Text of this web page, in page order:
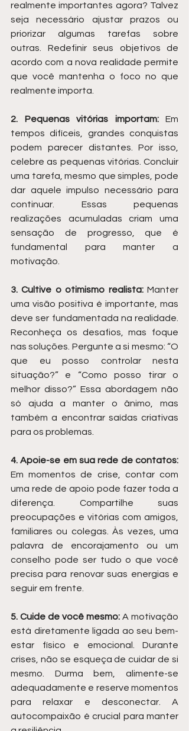
realmente importantes agora? Talvez
seja necessário ajustar prazos ou
priorizar algumas tarefas sobre
outras. Redefinir seus objetivos de
acordo com a nova realidade permite
que você mantenha o foco no que
realmente importa.
2. Pequenas vitórias importam: Em
tempos difíceis, grandes conquistas
podem parecer distantes. Por isso,
celebre as pequenas vitórias. Concluir
uma tarefa, mesmo que simples, pode
dar aquele impulso necessário para
continuar. Essas pequenas
realizações acumuladas criam uma
sensação de progresso, que é
fundamental para manter a
motivação.
3. Cultive o otimismo realista: Manter
uma visão positiva é importante, mas
deve ser fundamentada na realidade.
Reconheça os desafios, mas foque
nas soluções. Pergunte a si mesmo: “O
que eu posso controlar nesta
situação?” e “Como posso tirar o
melhor disso?” Essa abordagem não
só ajuda a manter o ânimo, mas
também a encontrar saídas criativas
para os problemas.
4. Apoie-se em sua rede de contatos:
Em momentos de crise, contar com
uma rede de apoio pode fazer toda a
diferença. Compartilhe suas
preocupações e vitórias com amigos,
familiares ou colegas. Às vezes, uma
palavra de encorajamento ou um
conselho pode ser tudo o que você
precisa para renovar suas energias e
seguir em frente.
5. Cuide de você mesmo: A motivação
está diretamente ligada ao seu bem-
estar físico e emocional. Durante
crises, não se esqueça de cuidar de si
mesmo. Durma bem, alimente-se
adequadamente e reserve momentos
para relaxar e desconectar. A
autocompaixão é crucial para manter